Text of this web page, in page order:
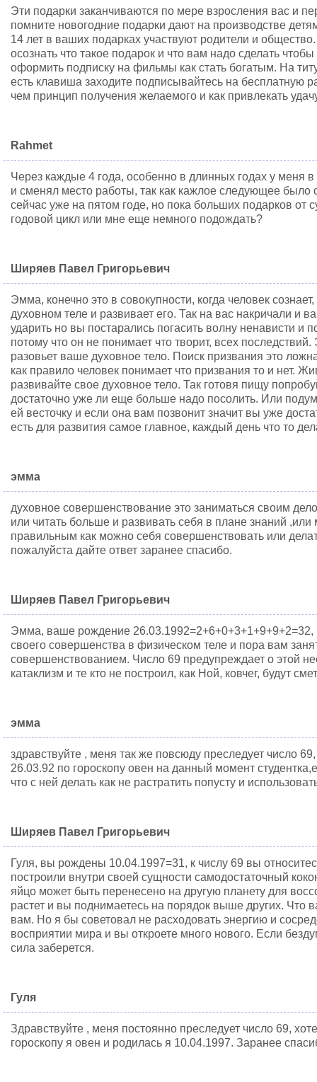
Эти подарки заканчиваются по мере взросления вас и
помните новогодние подарки дают на производстве
14 лет в ваших подарках участвуют родители и
осознать что такое подарок и что вам надо сделать
оформить подписку на фильмы как стать богатым. На
есть клавиша заходите подписывайтесь на бесплатную
чем принцип получения желаемого и как привлекать
Rahmet
Через каждые 4 года, особенно в длинных годах у меня
и сменял место работы, так как кажлое следующее
сейчас уже на пятом годе, но пока больших подарков от
годовой цикл или мне еще немного подождать?
Ширяев Павел Григорьевич
Эмма, конечно это в совокупности, когда человек
духовном теле и развивает его. Так на вас накричали и
ударить но вы постарались погасить волну ненависти и
потому что он не понимает что творит, всех
разовьет ваше духовное тело. Поиск призвания это
как правило человек понимает что призвания то и нет.
развивайте свое духовное тело. Так готовя пищу
достаточно уже ли еще больше надо посолить. Или
ей весточку и если она вам позвонит значит вы уже
есть для развития самое главное, каждый день что то
эмма
духовное совершенствование это заниматься своим
или читать больше и развивать себя в плане знаний ,или
правильным как можно себя совершенствовать или
пожалуйста дайте ответ заранее спасибо.
Ширяев Павел Григорьевич
Эмма, ваше рождение 26.03.1992=2+6+0+3+1+9+9+2=32,
своего совершенства в физическом теле и пора вам
совершенствованием. Число 69 предупреждает о этой
катаклизм и те кто не построил, как Ной, ковчег, будут
эмма
здравствуйте , меня так же повсюду преследует число
26.03.92 по гороскопу овен на данный момент
что с ней делать как не растратить попусту и
Ширяев Павел Григорьевич
Гуля, вы рождены 10.04.1997=31, к числу 69 вы
построили внутри своей сущности самодостаточный
яйцо может быть перенесено на другую планету для
растет и вы поднимаетесь на порядок выше других. Что
вам. Но я бы советовал не расходовать энергию и
восприятии мира и вы откроете много нового. Если
сила заберется.
Гуля
Здравствуйте , меня постоянно преследует число 69,
гороскопу я овен и родилась я 10.04.1997. Заранее